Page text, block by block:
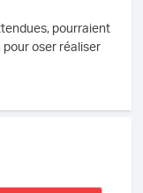
pourraient
oser réaliser